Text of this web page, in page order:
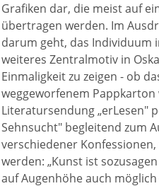
Grafiken dar, die meist auf
übertragen werden. Im
darum geht, das Individuum
weiteres Zentralmotiv in
Einmaligkeit zu zeigen - ob
weggeworfenem
Literatursendung „erLesen"
Sehnsucht" begleitend zum
verschiedener
werden: „Kunst ist
auf Augenhöhe auch